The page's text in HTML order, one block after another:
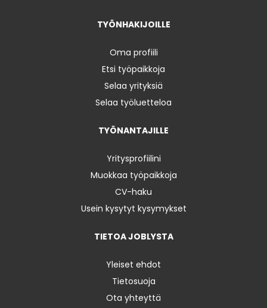
TYÖNHAKIJOILLE
Oma profiili
Etsi työpaikkoja
Selaa yrityksiä
Selaa työluetteloa
TYÖNANTAJILLE
Yritysprofiilini
Muokkaa työpaikkoja
CV-haku
Usein kysytyt kysymykset
TIETOA JOBLYSTA
Yleiset ehdot
Tietosuoja
Ota yhteyttä